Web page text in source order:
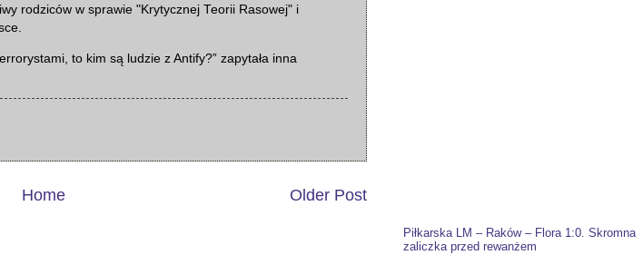
rodziców w sprawie "Krytycznej Teorii Rasowej" i
to kim są ludzie z Antify?” zapytała inna
Older Post
Home
Piłkarska LM – Raków – Flora 1:0. Skromna
zaliczka przed rewanżem